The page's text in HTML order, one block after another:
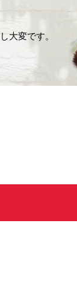
大変です。